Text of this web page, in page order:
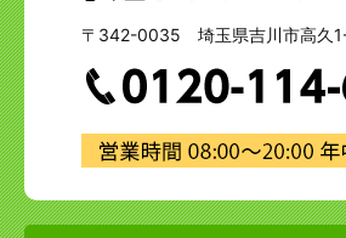
〒342-0035 埼玉県吉川市高久